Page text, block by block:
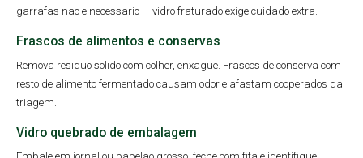
garrafas nao e necessario — vidro fraturado exige cuidado extra.
Frascos de alimentos e conservas
Remova residuo solido com colher, enxague. Frascos de conserva com
resto de alimento fermentado causam odor e afastam cooperados da
triagem.
Vidro quebrado de embalagem